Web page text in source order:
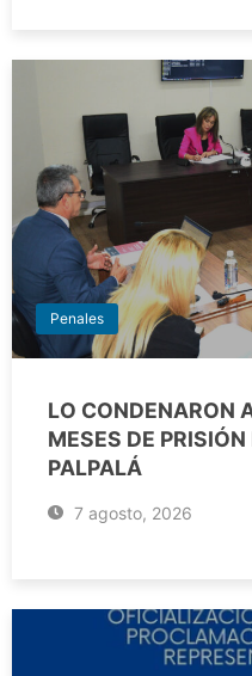
Penales
LO CONDENARON
MESES DE
PALPALÁ
7 agosto, 2026